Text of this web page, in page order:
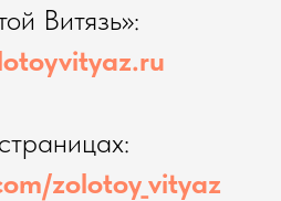
Витязь»:
zolotoy_vityaz